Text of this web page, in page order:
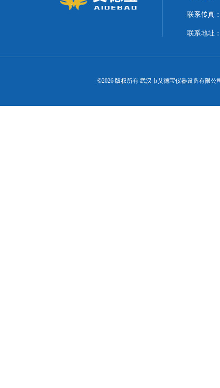
联系传真
联系地址
©2026 版权所有 武汉市艾德宝仪器设备有限公